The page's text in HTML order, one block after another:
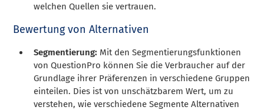
welchen Quellen sie vertrauen.
Bewertung von Alternativen
Segmentierung: Mit den Segmentierungsfunktionen
von QuestionPro können Sie die Verbraucher auf der
Grundlage ihrer Präferenzen in verschiedene Gruppen
einteilen. Dies ist von unschätzbarem Wert, um zu
verstehen, wie verschiedene Segmente Alternativen